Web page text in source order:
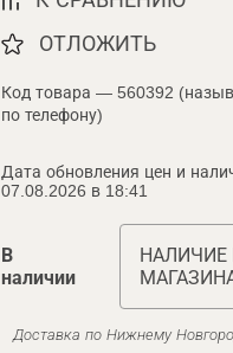
ОТЛОЖИТЬ
Код товара — 560392
по телефону)
Дата обновления цен и
07.08.2026 в 18:41
В
наличии
НАЛИЧИЕ
Доставка по Нижнему